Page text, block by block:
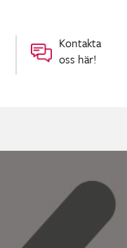
Kontakta
oss här!